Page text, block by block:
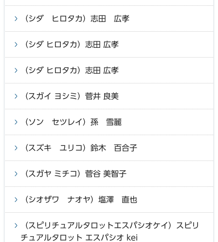
（シダ ヒロタカ）志田 広孝
（シダ ヒロタカ）志田 広孝
（シダ ヒロタカ）志田 広孝
（スガイ ヨシミ）菅井 良美
（ソン セツレイ）孫 雪麗
（スズキ ユリコ）鈴木 百合子
（スガヤ ミチコ）菅谷 美智子
（シオザワ ナオヤ）塩澤 直也
（スピリチュアルタロットエスパシオケイ）スピリ
チュアルタロット エスパシオ kei